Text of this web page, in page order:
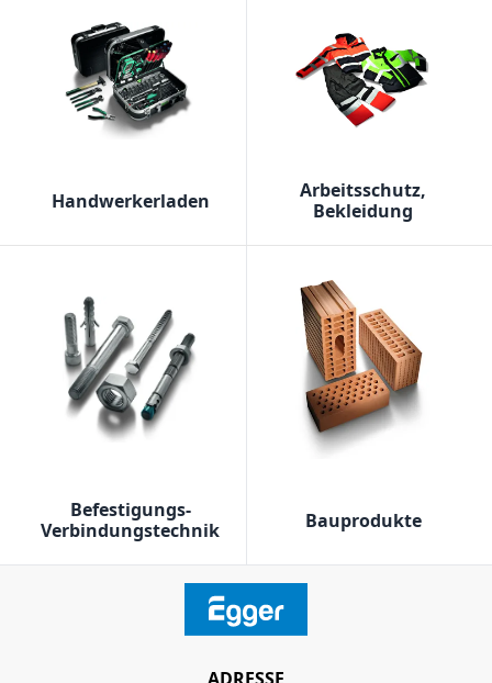
Handwerkerladen
Arbeitsschutz,
Bekleidung
Befestigungs-
Verbindungstechnik
Bauprodukte